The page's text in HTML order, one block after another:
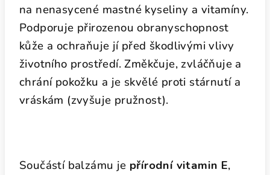
na nenasycené mastné kyseliny a vitamíny.
Podporuje přirozenou obranyschopnost
kůže a ochraňuje jí před škodlivými vlivy
životního prostředí. Změkčuje, zvláčňuje a
chrání pokožku a je skvělé proti stárnutí a
vráskám (zvyšuje pružnost).
Součástí balzámu je přírodní vitamin E,